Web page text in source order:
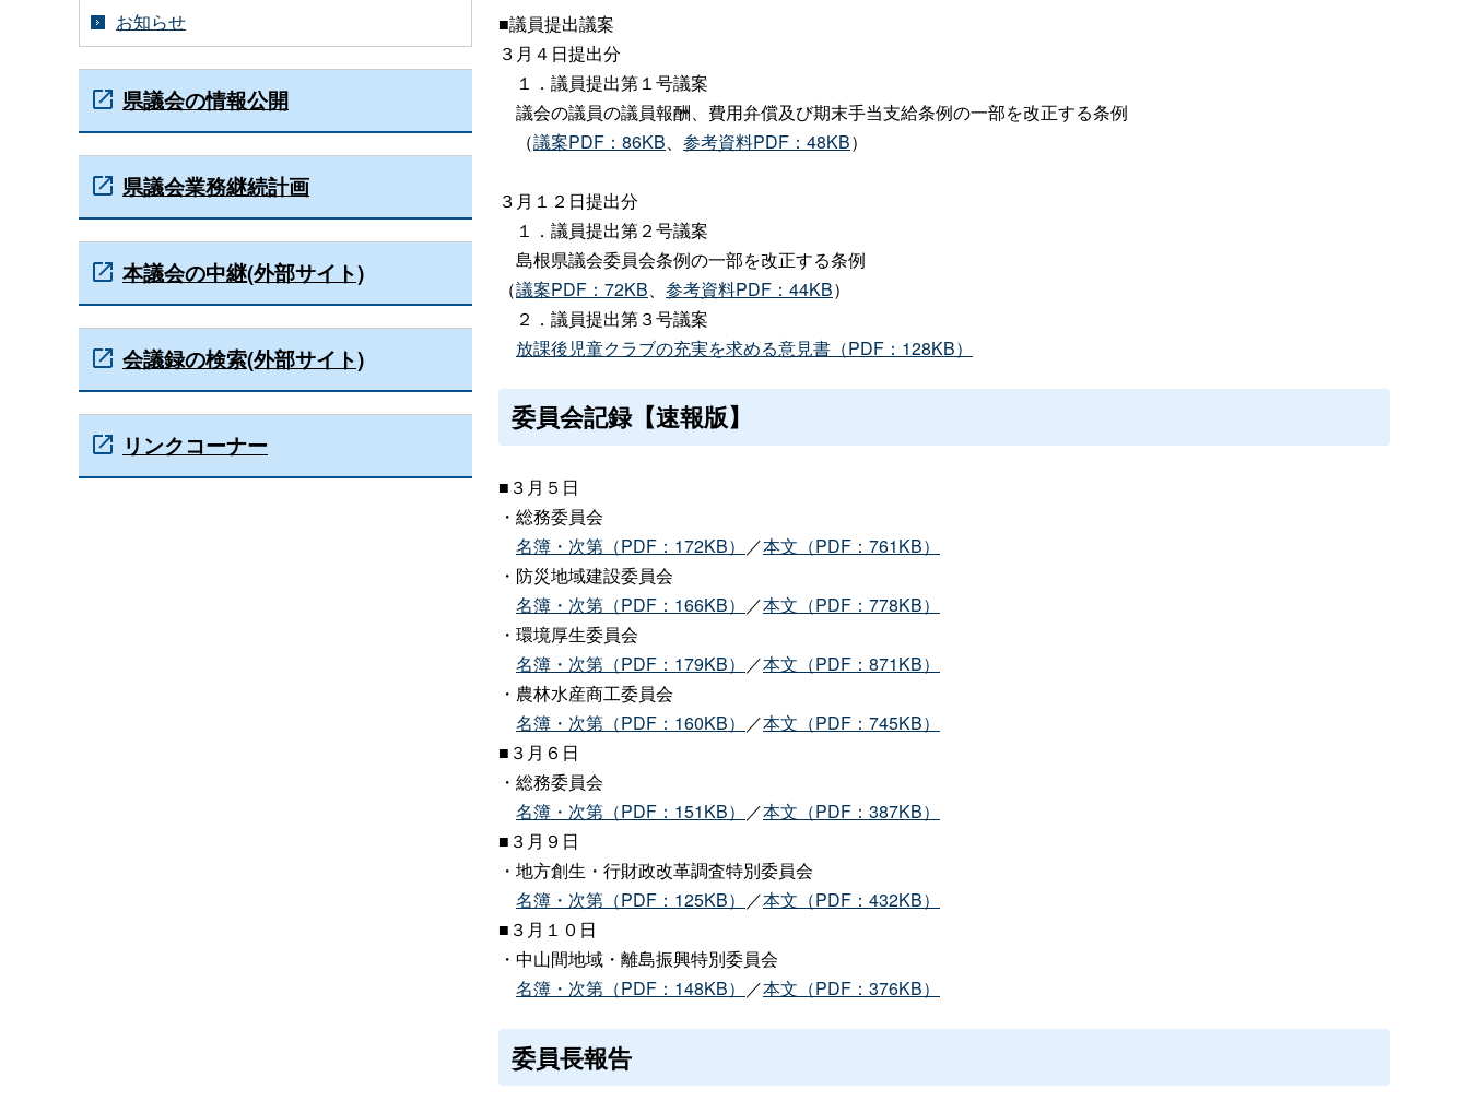
■議員提出議案
３月４日提出分
１．議員提出第１号議案
議会の議員の議員報酬、費用弁償及び期末手当支給条例の一部を改正する条例
（議案PDF：86KB 参考資料PDF：48KB）
３月１２日提出分
１．議員提出第２号議案
島根県議会委員会条例の一部を改正する条例
（議案PDF：72KB 参考資料PDF：44KB）
２．議員提出第３号議案
放課後児童クラブの充実を求める意見書（PDF：128KB）
委員会記録【速報版】
■３月５日
・総務委員会
名簿・次第（PDF：172KB） ／本文（PDF：761KB）
・防災地域建設委員会
名簿・次第（PDF：166KB） ／本文（PDF：778KB）
・環境厚生委員会
名簿・次第（PDF：179KB） ／本文（PDF：871KB）
・農林水産商工委員会
名簿・次第（PDF：160KB） ／本文（PDF：745KB）
■３月６日
・総務委員会
名簿・次第（PDF：151KB） ／本文（PDF：387KB）
■３月９日
・地方創生・行財政改革調査特別委員会
名簿・次第（PDF：125KB） ／本文（PDF：432KB）
■３月１０日
・中山間地域・離島振興特別委員会
名簿・次第（PDF：148KB） ／本文（PDF：376KB）
委員長報告
お知らせ
県議会の情報公開
県議会業務継続計画
本議会の中継(外部サイト)
会議録の検索(外部サイト)
リンクコーナー